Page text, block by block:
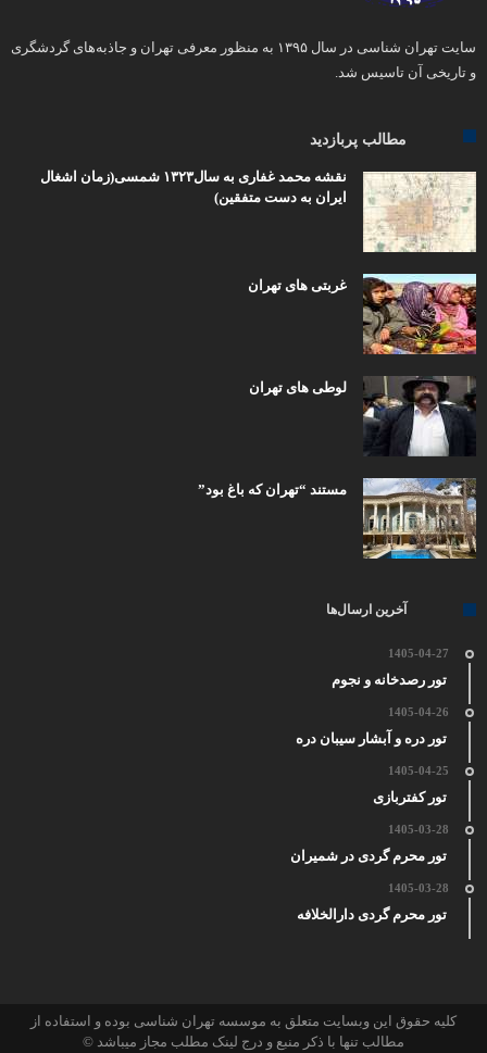
سایت تهران شناسی در سال ۱۳۹۵ به منظور معرفی تهران و جاذبه‌های گردشگری
و تاریخی آن تاسیس شد.
مطالب پربازدید
نقشه محمد غفاری به سال۱۳۲۳ شمسی(زمان اشغال
ایران به دست متفقین)
غربتی های تهران
لوطی های تهران
مستند “تهران که باغ بود”
آخرین ارسال‌ها
1405-04-27
تور رصدخانه و نجوم
1405-04-26
تور دره و آبشار سیبان دره
1405-04-25
تور کفتربازی
1405-03-28
تور محرم گردی در شمیران
1405-03-28
تور محرم گردی دارالخلافه
کلیه حقوق این وبسایت متعلق به موسسه تهران شناسی بوده و استفاده از
مطالب تنها با ذکر منبع و درج لینک مطلب مجاز میباشد ©